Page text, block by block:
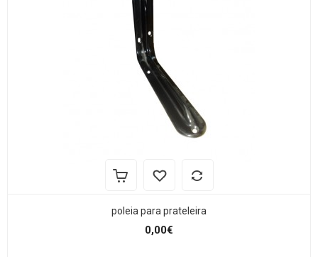
poleia para prateleira
0,00€